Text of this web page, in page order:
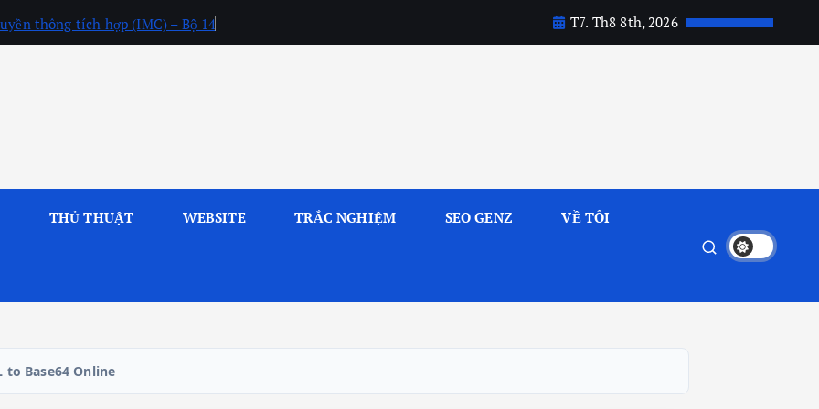
thông tích hợp (IMC) – Bộ 14 T7. Th8 8th, 2026
THỦ THUẬT WEBSITE TRẮC NGHIỆM SEO GENZ VỀ TÔI
to Base64 Online